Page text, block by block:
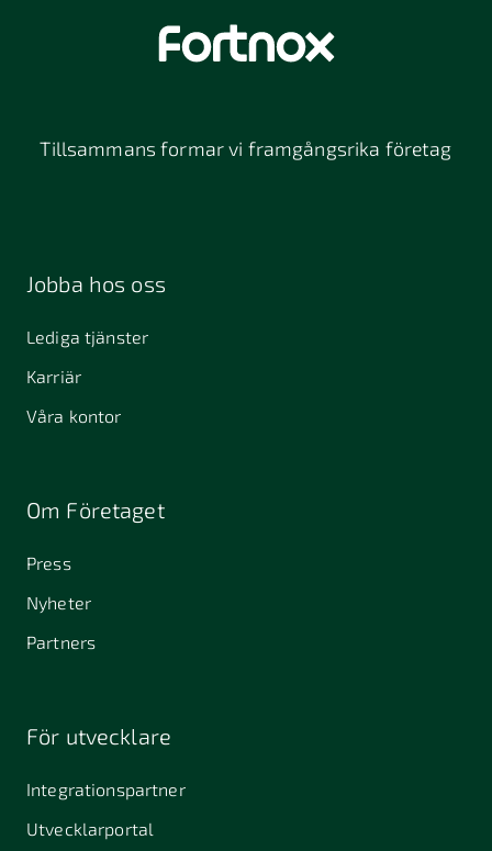
Tillsammans formar vi framgångsrika företag
Jobba hos oss
Lediga tjänster
Karriär
Våra kontor
Om Företaget
Press
Nyheter
Partners
För utvecklare
Integrationspartner
Utvecklarportal